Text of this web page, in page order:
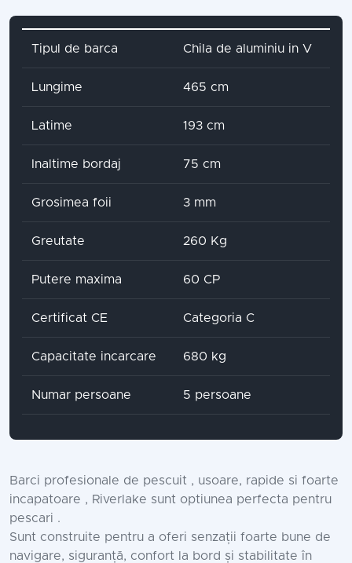
Attribute name Attribute value
Tipul de barca Chila de aluminiu in V
Lungime 465 cm
Latime 193 cm
Inaltime bordaj 75 cm
Grosimea foii 3 mm
Greutate 260 Kg
Putere maxima 60 CP
Certificat CE Categoria C
Capacitate incarcare 680 kg
Numar persoane 5 persoane
Barci profesionale de pescuit , usoare, rapide si foarte
incapatoare , Riverlake sunt optiunea perfecta pentru
pescari .
Sunt construite pentru a oferi senzații foarte bune de
navigare, siguranță, confort la bord și stabilitate în